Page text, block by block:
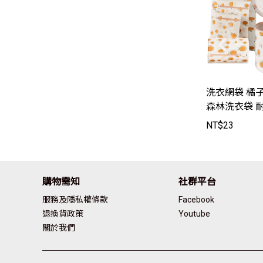
洗衣網袋 橘
森林洗衣袋
防勾紗 洗潔
NT$23
購物需知
服務及隱私權條款
退換貨政策
關於我們
社群平台
Facebook
Youtube